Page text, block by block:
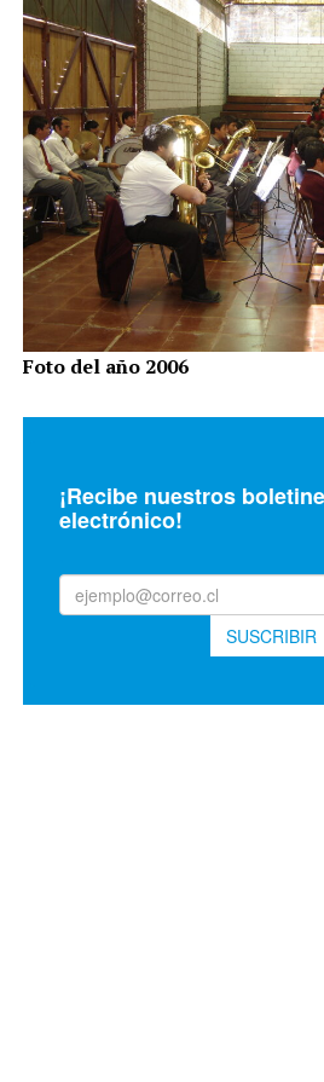
Foto del año 2006